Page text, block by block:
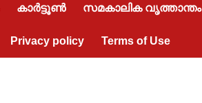
കാർട്ടൂൺ സമകാലിക വൃത്താന്തം
Privacy policy Terms of Use